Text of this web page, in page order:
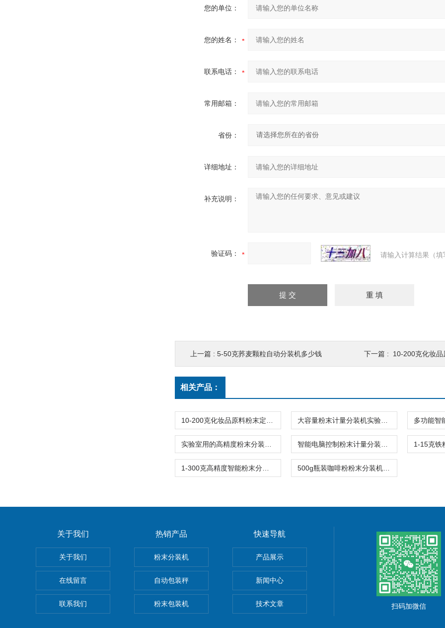
您的单位：
您的姓名：
联系电话：
常用邮箱：
省份：
详细地址：
补充说明：
验证码： 请输入计算结果（
上一篇 : 5-50克荞麦颗粒自动分装机多少钱 下一篇 : 10-200克化妆
相关产品：
关于我们
关于我们
在线留言
联系我们
热销产品
粉末分装机
自动包装秤
粉末包装机
快速导航
产品展示
新闻中心
技术文章 扫码加微信